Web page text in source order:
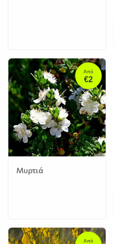
Μυρτιά
Από
€2
Από